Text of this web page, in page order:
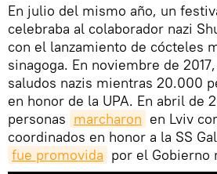
En julio del mismo año, un
celebraba al colaborador nazi
con el lanzamiento de cócteles
sinagoga. En noviembre de
saludos nazis mientras 20.000
en honor de la UPA. En abril de
personas marcharon en Lviv
coordinados en honor a la SS
fue promovida por el Gobierno